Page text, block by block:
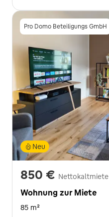
Pro Domo Beteiligungs GmbH
Neu
850 € Nettokaltmiete
Wohnung zur Miete
85 m²